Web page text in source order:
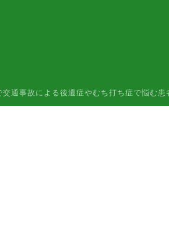
交通事故による後遺症やむち打ち症で悩